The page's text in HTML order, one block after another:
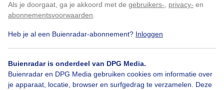
Als je doorgaat, ga je akkoord met de gebruikers- privacy- en
abonnementsvoorwaarden
Heb je al een Buienradar-abonnement? Inloggen
Buienradar is onderdeel van DPG Media.
Buienradar en DPG Media gebruiken cookies om informatie over
je apparaat, locatie, browser en surfgedrag te verzamelen. Deze
Over Buienradar
Bedrijfsgegevens
Veelgestelde vragen
Klik hierom dit aan te passen